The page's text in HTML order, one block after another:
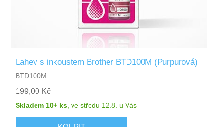
Lahev s inkoustem Brother BTD100M (Purpurová)
BTD100M
199,00 Kč
Skladem 10+ ks ,ve středu 12.8. u Vás